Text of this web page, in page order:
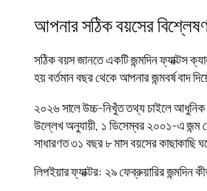
আপনার সঠিক বয়সের
সঠিক বয়স জানতে একটি জন্মদিন ফ্যাক্টস
হয় বর্তমান বছর থেকে আপনার জন্মবর্ষ বাদ
২০২৬ সালে উচ্চ-নিখুঁত তথ্য চাইলে আধুনিক
উল্লেখ অনুযায়ী, ১ ডিসেম্বর ২০০১-এ জন্ম
সাধারণত ৩১ বছর ৮ মাস বয়সের কাছাকাছি
লিপইয়ার ফ্যাক্টর: ২৯ ফেব্রুয়ারির জন্মদিন